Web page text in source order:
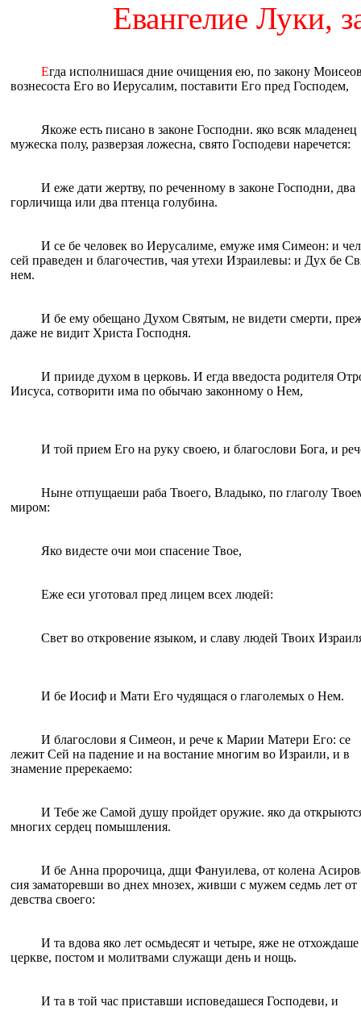
Евангелие Луки,
Егда исполнишася дние очищения eю, по закону
вознесоста Eго во Иерусалим, поставити Eго пред Господем,
Якоже eсть писано в законе Господни. яко всяк младенец
мужеска полу, разверзая ложесна, свято Господеви наречется:
И eже дати жертву, по реченному в законе Господни, два
горличища или два птeнца голубина.
И се бе человек во Иерусалиме, eмуже имя Симеон: и
сей праведен и благочестив, чая утехи Израилевы: и Дух бе
нем.
И бе eму обещано Духом Святым, не видети смерти,
даже не видит Христа Господня.
И прииде духом в церковь. И eгда введоста родитeля
Иисуса, сотворити има по обычаю законному о Нем,
И той прием Eго на руку своeю, и благослови Бога, и
Ныне отпущаеши раба Твоего, Владыко, по глаголу
миром:
Яко видесте oчи мои спасение Твое,
Eже eси уготовал пред лицем всех людей:
Свет во откровение языком, и славу людей Твоих
И бе Иосиф и Мати Eго чудящася о глаголемых о Нем.
И благослови я Симеон, и рече к Марии Матери Eго: се
лежит Сей на падение и на востание многим во Израили, и в
знамение пререкаемо:
И Тебе же Самой душу пройдет оружие. яко да
многих сердец помышлeния.
И бе Анна пророчица, дщи Фануилева, от колена
сия заматоревши во днех мнозех, живши с мужем седмь лет от
девства своего:
И та вдова яко лет oсмьдесят и четыре, яже не отхождаше
церкве, постом и молитвами служащи день и нощь.
И та в той час приставши исповедашеся Господеви, и